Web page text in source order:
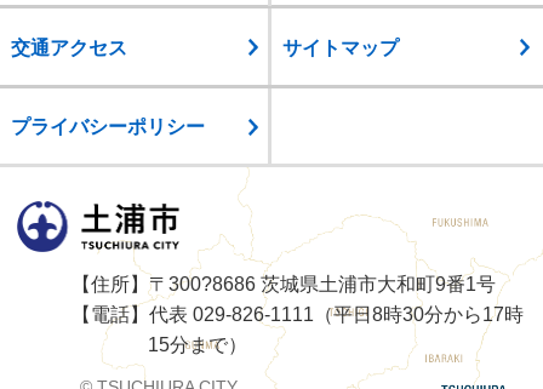
交通アクセス サイトマップ
プライバシーポリシー
土浦市
【住所】〒300?8686 茨城県土浦市大和町9番1号
【電話】代表 029-826-1111（平日8時30分から17時
15分まで）